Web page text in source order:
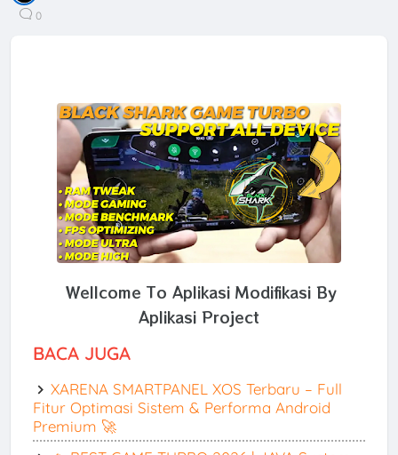
0
Wellcome To Aplikasi Modifikasi By
Aplikasi Project
BACA JUGA
XARENA SMARTPANEL XOS Terbaru – Full
Fitur Optimasi Sistem & Performa Android
Premium 🚀